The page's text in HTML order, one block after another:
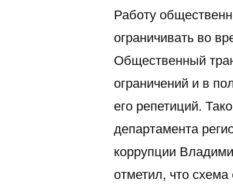
Работу
ограничивать во
Общественный
ограничений и в
его репетиций.
департамента
коррупции
отметил, что